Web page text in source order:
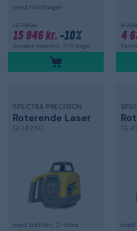
med modtager
17 718 kr.
15 946 kr. -10%
Sendes indenfor 7-11 dage
5
4
SPECTRA PRECISION
Roterende Laser
GL1425C
med batteri, 2-trins